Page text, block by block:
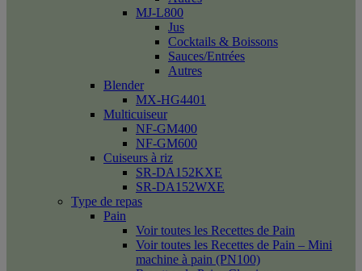
MJ-L800
Jus
Cocktails & Boissons
Sauces/Entrées
Autres
Blender
MX-HG4401
Multicuiseur
NF-GM400
NF-GM600
Cuiseurs à riz
SR-DA152KXE
SR-DA152WXE
Type de repas
Pain
Voir toutes les Recettes de Pain
Voir toutes les Recettes de Pain – Mini
machine à pain (PN100)